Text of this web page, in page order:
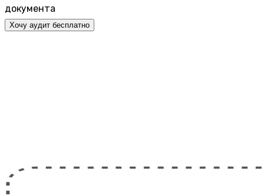
документа
Хочу аудит бесплатно